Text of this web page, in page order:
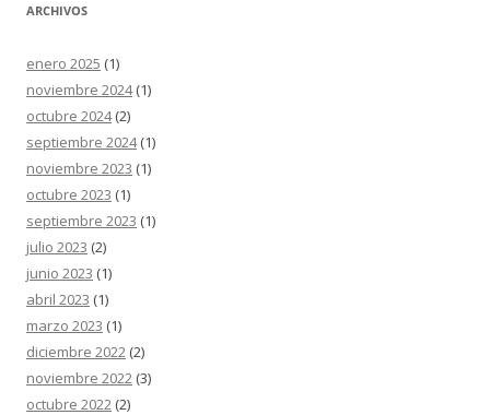
ARCHIVOS
enero 2025 (1)
noviembre 2024(1)
octubre 2024(2)
septiembre 2024(1)
noviembre 2023 (1)
octubre 2023 (1)
septiembre 2023 (1)
julio 2023 (2)
junio 2023 (1)
abril 2023 (1)
marzo 2023 (1)
diciembre 2022 (2)
noviembre 2022 (3)
octubre 2022 (2)